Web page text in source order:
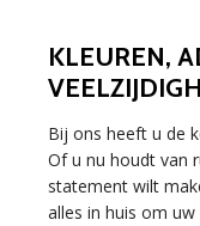
KLEUREN,
Bij ons heeft u de
Of u nu houdt van
statement wilt
alles in huis om